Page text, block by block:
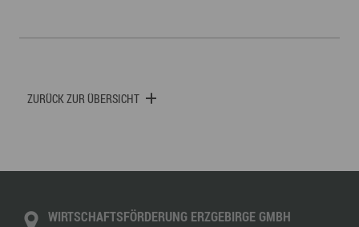
ZURÜCK ZUR ÜBERSICHT
WIRTSCHAFTSFÖRDERUNG ERZGEBIRGE GMBH